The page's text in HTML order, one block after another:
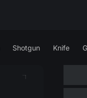
Shotgun Knife